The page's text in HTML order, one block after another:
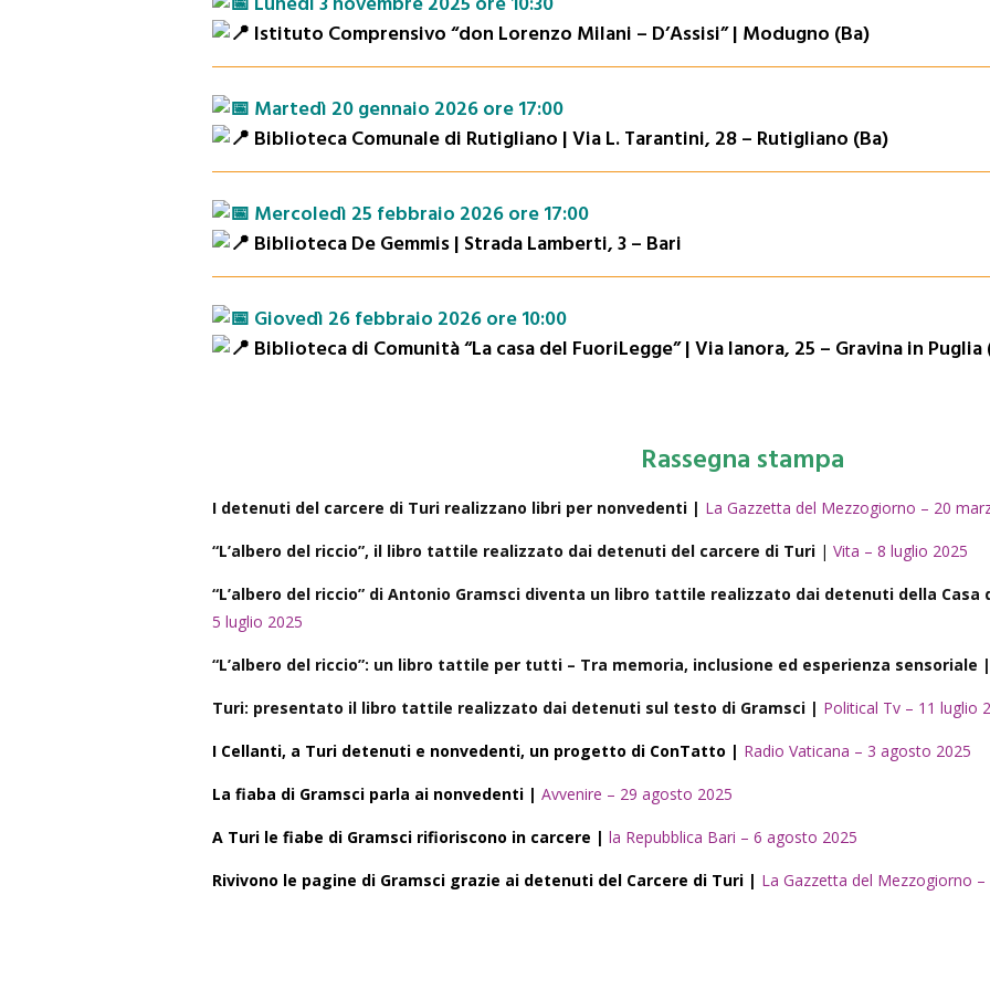
Istituto Comprensivo “don Lorenzo Milani – D’Assisi” | Modugno (Ba)
Martedì 20 gennaio 2026 ore 17:00
Biblioteca Comunale di Rutigliano | Via L. Tarantini, 28 – Rutigliano (Ba)
Mercoledì 25 febbraio 2026 ore 17:00
Biblioteca De Gemmis | Strada Lamberti, 3 – Bari
Giovedì 26 febbraio 2026 ore 10:00
Biblioteca di Comunità “La casa del FuoriLegge” | Via Ianora, 25 – Gravina in Puglia
Rassegna stampa
I detenuti del carcere di Turi realizzano libri per nonvedenti | La Gazzetta del Mezzogiorno – 20
“L’albero del riccio”, il libro tattile realizzato dai detenuti del carcere di Turi | Vita – 8 luglio 2025
“L’albero del riccio” di Antonio Gramsci diventa un libro tattile realizzato dai detenuti della Casa
5 luglio 2025
“L’albero del riccio”: un libro tattile per tutti – Tra memoria, inclusione ed esperienza sensoriale |
Turi: presentato il libro tattile realizzato dai detenuti sul testo di Gramsci | Political Tv – 11 luglio
I Cellanti, a Turi detenuti e nonvedenti, un progetto di ConTatto | Radio Vaticana – 3 agosto 2025
La fiaba di Gramsci parla ai nonvedenti | Avvenire – 29 agosto 2025
A Turi le fiabe di Gramsci rifioriscono in carcere | la Repubblica Bari – 6 agosto 2025
Rivivono le pagine di Gramsci grazie ai detenuti del Carcere di Turi | La Gazzetta del Mezzogiorno